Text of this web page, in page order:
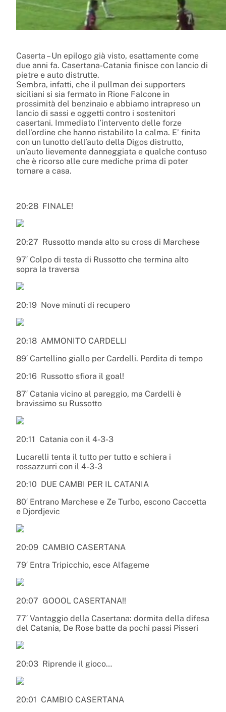
Caserta – Un epilogo già visto, esattamente come
due anni fa. Casertana-Catania finisce con lancio di
pietre e auto distrutte.
Sembra, infatti, che il pullman dei supporters
siciliani si sia fermato in Rione Falcone in
prossimità del benzinaio e abbiamo intrapreso un
lancio di sassi e oggetti contro i sostenitori
casertani. Immediato l’intervento delle forze
dell’ordine che hanno ristabilito la calma. E’ finita
con un lunotto dell’auto della Digos distrutto,
un’auto lievemente danneggiata e qualche contuso
che è ricorso alle cure mediche prima di poter
tornare a casa.
20:28 FINALE!
20:27 Russotto manda alto su cross di Marchese
97′ Colpo di testa di Russotto che termina alto
sopra la traversa
20:19 Nove minuti di recupero
20:18 AMMONITO CARDELLI
89′ Cartellino giallo per Cardelli. Perdita di tempo
20:16 Russotto sfiora il goal!
87′ Catania vicino al pareggio, ma Cardelli è
bravissimo su Russotto
20:11 Catania con il 4-3-3
Lucarelli tenta il tutto per tutto e schiera i
rossazzurri con il 4-3-3
20:10 DUE CAMBI PER IL CATANIA
80′ Entrano Marchese e Ze Turbo, escono Caccetta
e Djordjevic
20:09 CAMBIO CASERTANA
79′ Entra Tripicchio, esce Alfageme
20:07 GOOOL CASERTANA!!
77′ Vantaggio della Casertana: dormita della difesa
del Catania, De Rose batte da pochi passi Pisseri
20:03 Riprende il gioco…
20:01 CAMBIO CASERTANA